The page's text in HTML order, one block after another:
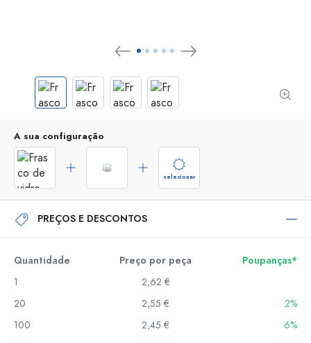
A sua configuração
selecionar
PREÇOS E DESCONTOS
Quantidade Preço por peça
Poupanças*
1
2,62 €
20
2,55 €
2%
100
2,45 €
6%